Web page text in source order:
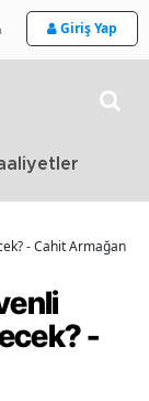
Giriş Yap
- Cahit Armağan
-